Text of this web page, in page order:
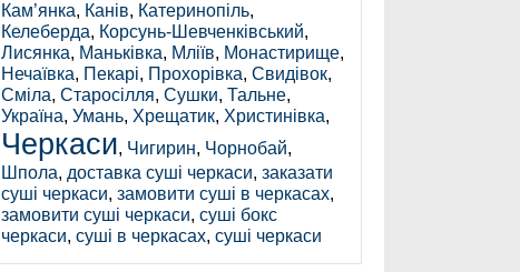
Кам’янка, Канів, Катеринопіль,
Келеберда, Корсунь-Шевченківський,
Лисянка, Маньківка, Мліїв, Монастирище,
Нечаївка, Пекарі, Прохорівка, Свидівок,
Сміла, Старосілля, Сушки, Тальне,
Україна, Умань, Хрещатик, Христинівка,
Черкаси, Чигирин, Чорнобай,
Шпола, доставка суші черкаси, заказати
суші черкаси, замовити суші в черкасах,
замовити суші черкаси, суші бокс
черкаси, суші в черкасах, суші черкаси